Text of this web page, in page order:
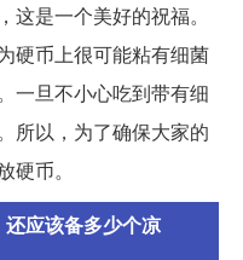
是一个美好的祝福。
硬币上很可能粘有细菌
一旦不小心吃到带有细
所以，为了确保大家的
币。
应该备多少个凉